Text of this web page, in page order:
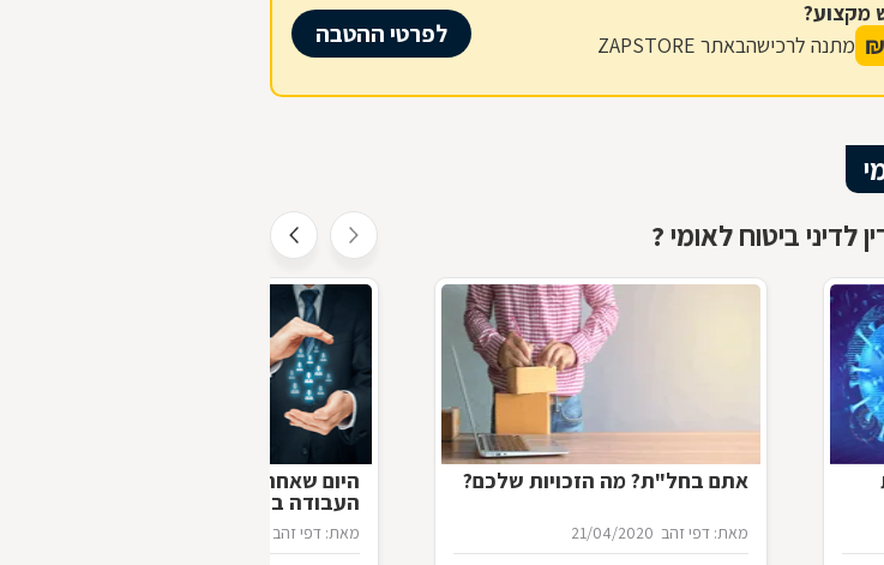
מקצוע?
₪ מתנה לרכישהבאתר ZAPSTORE לפרטי ההטבה
לדיני ביטוח לאומי ?
אתם בחל"ת? מה הזכויות שלכם?
מאת: דפי זהב 21/04/2020
היום שאחרי מחר: כיצד יראה עולם
העבודה ביום שאחרי הקורונה?
מאת: דפי זהב